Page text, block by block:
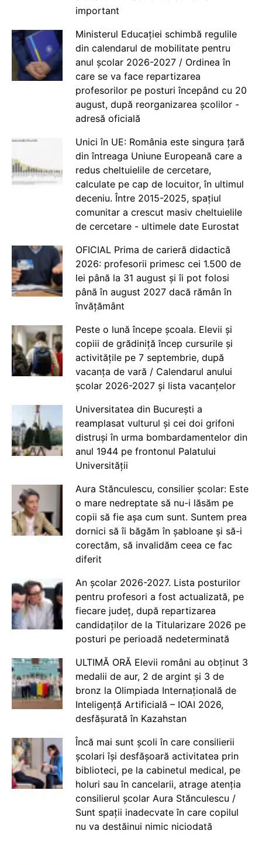
important
Ministerul Educației schimbă regulile
din calendarul de mobilitate pentru
anul școlar 2026-2027 / Ordinea în
care se va face repartizarea
profesorilor pe posturi începând cu 20
august, după reorganizarea școlilor -
adresă oficială
Unici în UE: România este singura țară
din întreaga Uniune Europeană care a
redus cheltuielile de cercetare,
calculate pe cap de locuitor, în ultimul
deceniu. Între 2015-2025, spațiul
comunitar a crescut masiv cheltuielile
de cercetare - ultimele date Eurostat
OFICIAL Prima de carieră didactică
2026: profesorii primesc cei 1.500 de
lei până la 31 august și îi pot folosi
până în august 2027 dacă rămân în
învățământ
Peste o lună începe școala. Elevii și
copiii de grădiniță încep cursurile și
activitățile pe 7 septembrie, după
vacanța de vară / Calendarul anului
școlar 2026-2027 și lista vacanțelor
Universitatea din București a
reamplasat vulturul și cei doi grifoni
distruși în urma bombardamentelor din
anul 1944 pe frontonul Palatului
Universității
Aura Stănculescu, consilier școlar: Este
o mare nedreptate să nu-i lăsăm pe
copii să fie așa cum sunt. Suntem prea
dornici să îi băgăm în șabloane și să-i
corectăm, să invalidăm ceea ce fac
diferit
An școlar 2026-2027. Lista posturilor
pentru profesori a fost actualizată, pe
fiecare județ, după repartizarea
candidaților de la Titularizare 2026 pe
posturi pe perioadă nedeterminată
ULTIMĂ ORĂ Elevii români au obținut 3
medalii de aur, 2 de argint și 3 de
bronz la Olimpiada Internațională de
Inteligență Artificială – IOAI 2026,
desfășurată în Kazahstan
Încă mai sunt școli în care consilierii
școlari își desfășoară activitatea prin
biblioteci, pe la cabinetul medical, pe
holuri sau în cancelarii, atrage atenția
consilierul școlar Aura Stănculescu /
Sunt spații inadecvate în care copilul
nu va destăinui nimic niciodată